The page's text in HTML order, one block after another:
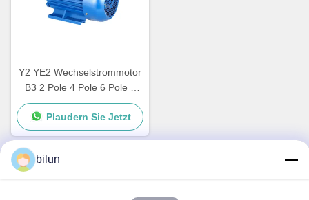
Y2 YE2 Wechselstrommotor
B3 2 Pole 4 Pole 6 Pole 3
Phase Asynchrone
Induktionsmotor
Plaudern Sie Jetzt
Schnelle Kontaktaufnahme
bilun